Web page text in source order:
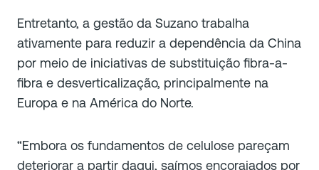
Entretanto, a gestão da Suzano trabalha
ativamente para reduzir a dependência da China
por meio de iniciativas de substituição fibra-a-
fibra e desverticalização, principalmente na
Europa e na América do Norte.
“Embora os fundamentos de celulose pareçam
deteriorar a partir daqui, saímos encorajados por